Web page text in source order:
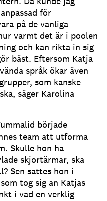
för
på de vanliga
varmt det är i poolen
och kan rikta in sig
bäst. Eftersom Katja
språk ökar även
som kanske
säger Karolina
började
team att utforma
Skulle hon ha
skjortärmar, ska
Sen sattes hon i
tog sig an Katjas
i vad en verklig